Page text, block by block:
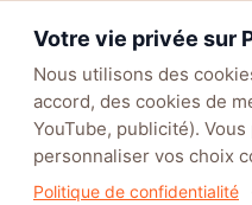
LEAGUE OF LEGENDS
Votre vie privée sur
Nous utilisons des
accord, des cookies de
YouTube, publicité).
personnaliser vos choix
Politique de confidentialité